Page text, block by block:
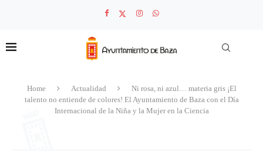
Home Actualidad
Ni rosa, ni azul… materia gris ¡El
talento no entiende de colores! El Ayuntamiento de Baza con el Día
Internacional de la Niña y la Mujer en la Ciencia